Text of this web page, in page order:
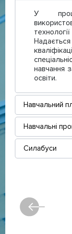
У
навчання
освіти.
Навчальний
Навчальні
Силабуси